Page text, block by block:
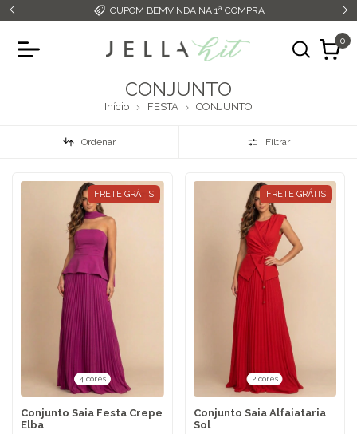
CUPOM BEMVINDA NA 1ª COMPRA
0
CONJUNTO
Início FESTA CONJUNTO
Ordenar Filtrar
FRETE GRÁTIS
4 cores
Conjunto Saia Festa Crepe
Elba
FRETE GRÁTIS
2 cores
Conjunto Saia Alfaiataria
Sol